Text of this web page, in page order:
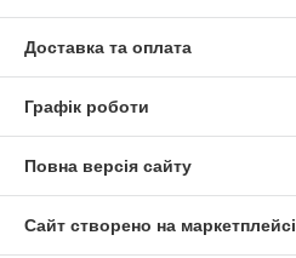
Доставка та оплата
Графік роботи
Повна версія сайту
Сайт створено на маркетплейсі